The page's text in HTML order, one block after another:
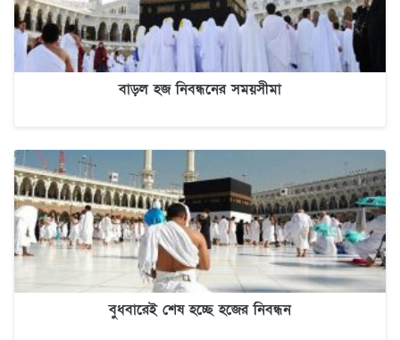
বাড়ল হজ নিবন্ধনের সময়সীমা
বুধবারেই শেষ হচ্ছে হজের নিবন্ধন